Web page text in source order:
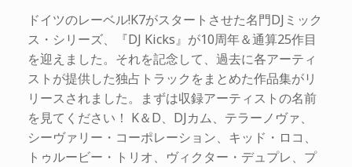
ドイツのレーベル!K7がスタートさせた名門DJミック
ス・シリーズ、『DJ Kicks』が10周年＆通算25作目
を迎えました。それを記念して、過去に各アーティ
ストが提供した独占トラックをまとめた作品集がリ
リースされました。まずは収録アーティストの名前
を見てください！ K＆D、DJカム、テラーノヴァ、
シーヴァリー・コーポレーション、キッド・ロコ、
トゥルービー・トリオ、ヴィクター・デュプレ、プ